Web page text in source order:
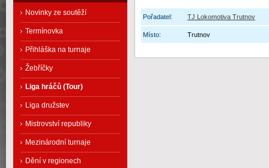
Pořadatel: TJ Lokomotiva Trutnov
Místo: Trutnov
Novinky ze soutěží
Termínovka
Přihláška na turnaje
Žebříčky
Liga hráčů (Tour)
Liga družstev
Mistrovství republiky
Mezinárodní turnaje
Dění v regionech